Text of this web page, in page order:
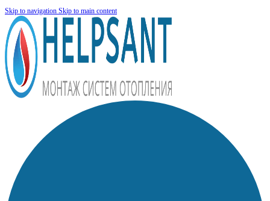
Skip to navigation Skip to main content